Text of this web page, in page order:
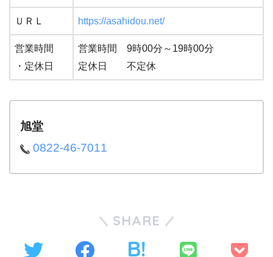
ＵＲＬ https://asahidou.net/
営業時間
・定休日
営業時間 9時00分～19時00分
定休日 不定休
旭堂
0822-46-7011
SHARE